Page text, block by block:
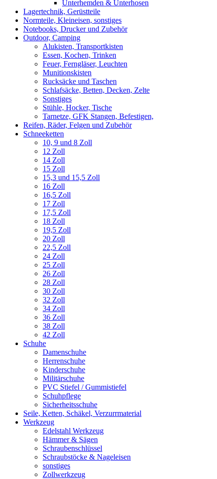
Unterhemden & Unterhosen
Lagertechnik, Gerüstteile
Normteile, Kleineisen, sonstiges
Notebooks, Drucker und Zubehör
Outdoor, Camping
Alukisten, Transportkisten
Essen, Kochen, Trinken
Feuer, Ferngläser, Leuchten
Munitionskisten
Rucksäcke und Taschen
Schlafsäcke, Betten, Decken, Zelte
Sonstiges
Stühle, Hocker, Tische
Tarnetze, GFK Stangen, Befestigen,
Reifen, Räder, Felgen und Zubehör
Schneeketten
10, 9 und 8 Zoll
12 Zoll
14 Zoll
15 Zoll
15,3 und 15,5 Zoll
16 Zoll
16,5 Zoll
17 Zoll
17,5 Zoll
18 Zoll
19,5 Zoll
20 Zoll
22,5 Zoll
24 Zoll
25 Zoll
26 Zoll
28 Zoll
30 Zoll
32 Zoll
34 Zoll
36 Zoll
38 Zoll
42 Zoll
Schuhe
Damenschuhe
Herrenschuhe
Kinderschuhe
Militärschuhe
PVC Stiefel / Gummistiefel
Schuhpflege
Sicherheitsschuhe
Seile, Ketten, Schäkel, Verzurrmaterial
Werkzeug
Edelstahl Werkzeug
Hämmer & Sägen
Schraubenschlüssel
Schraubstöcke & Nageleisen
sonstiges
Zollwerkzeug